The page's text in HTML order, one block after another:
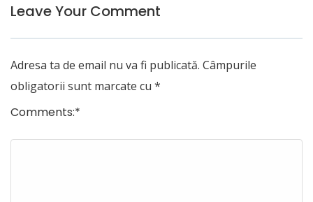
Leave Your Comment
Adresa ta de email nu va fi publicată. Câmpurile
obligatorii sunt marcate cu *
Comments:*